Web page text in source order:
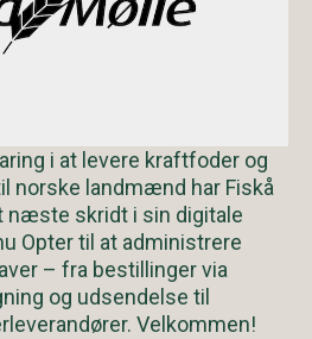
i at levere kraftfoder og
norske landmænd har Fiskå
næste skridt i sin digitale
Opter til at administrere
– fra bestillinger via
og udsendelse til
Velkommen!